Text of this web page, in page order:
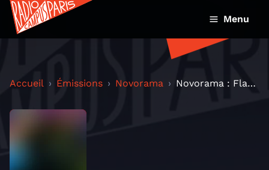
Menu
Accueil Émissions Novorama Novorama : Flavien Berger